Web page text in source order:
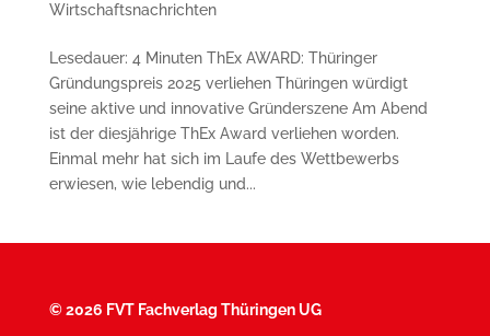
Wirtschaftsnachrichten
Lesedauer: 4 Minuten ThEx AWARD: Thüringer
Gründungspreis 2025 verliehen Thüringen würdigt
seine aktive und innovative Gründerszene Am Abend
ist der diesjährige ThEx Award verliehen worden.
Einmal mehr hat sich im Laufe des Wettbewerbs
erwiesen, wie lebendig und...
©2026 FVT Fachverlag Thüringen UG